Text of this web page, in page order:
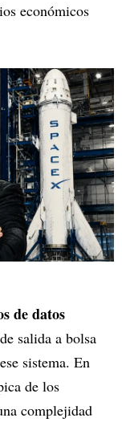
económicos
de datos
salida a bolsa
sistema. En
de los
complejidad